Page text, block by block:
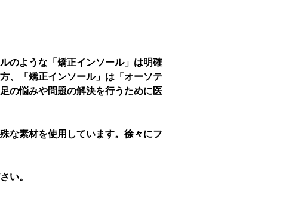
のような「矯正インソール」は明確
、「矯正インソール」は「オーソテ
の悩みや問題の解決を行うために医
な素材を使用しています。徐々にフ
い。